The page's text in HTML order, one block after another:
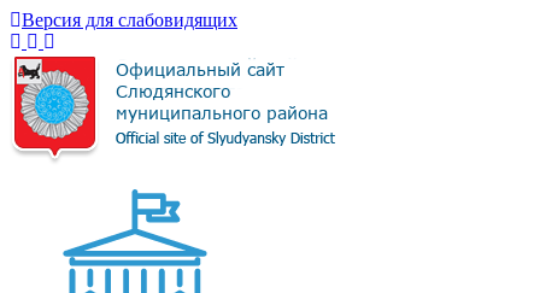
Версия для слабовидящих